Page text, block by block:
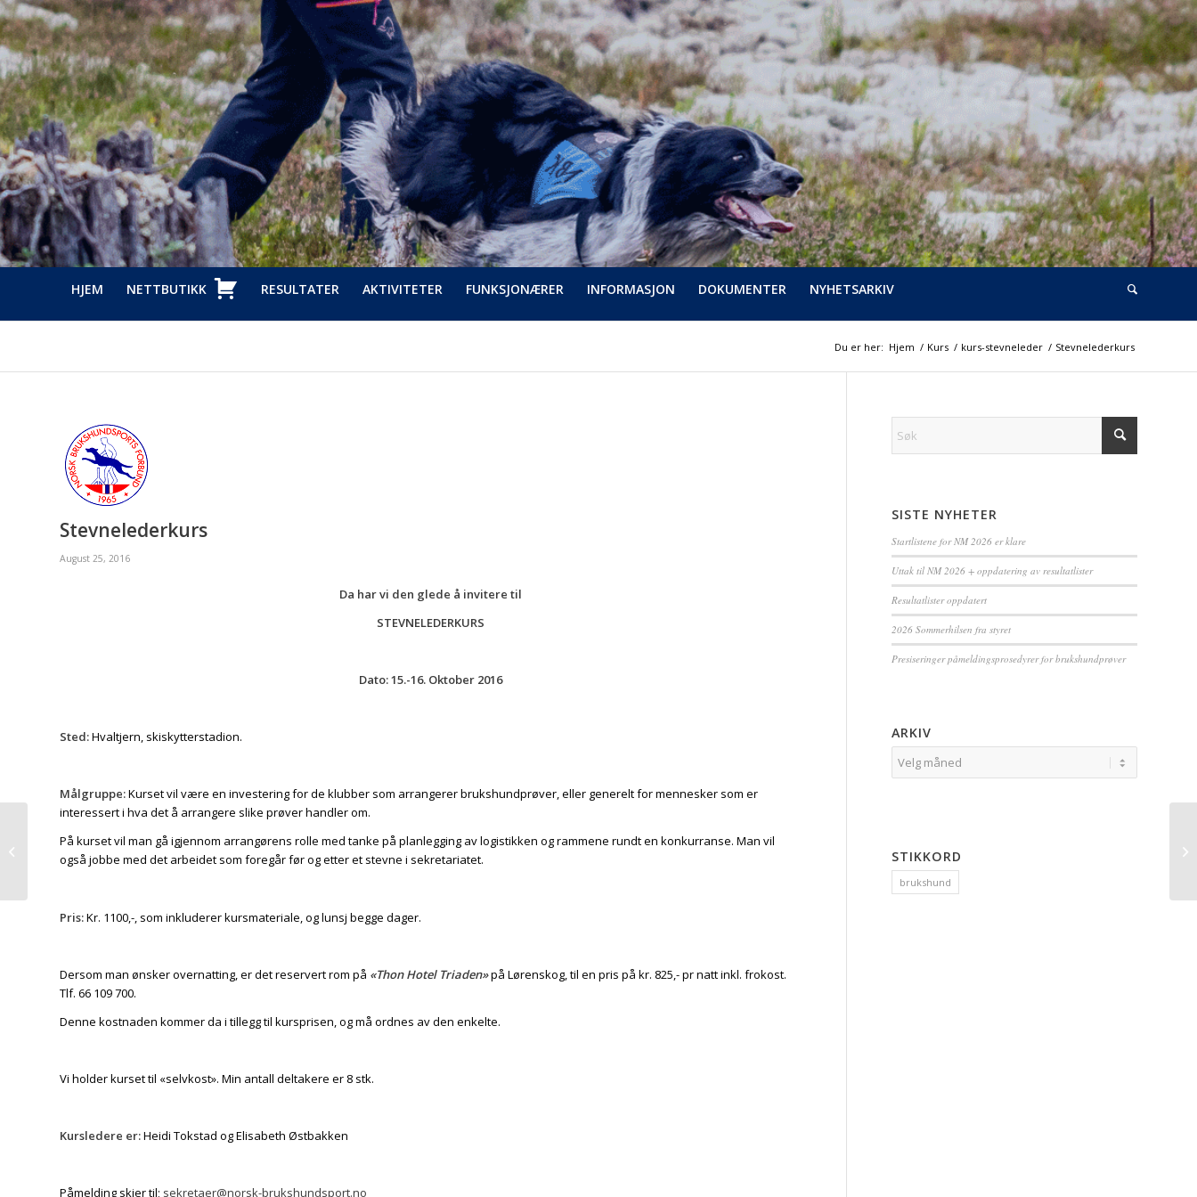
HJEM NETTBUTIKK RESULTATER AKTIVITETER FUNKSJONÆRER INFORMASJON DOKUMENTER NYHETSARKIV
Du er her: Hjem / Kurs / kurs-stevneleder / Stevnelederkurs
Stevnelederkurs
August 25, 2016
Da har vi den glede å invitere til
STEVNELEDERKURS
Dato: 15.-16. Oktober 2016
Sted:Hvaltjern, skiskytterstadion.
Målgruppe:Kurset vil være en investering for de klubber som arrangerer brukshundprøver, eller generelt for mennesker som er
interessert i hva det å arrangere slike prøver handler om.
På kurset vil man gå igjennom arrangørens rolle med tanke på planlegging av logistikken og rammene rundt en konkurranse. Man vil
også jobbe med det arbeidet som foregår før og etter et stevne i sekretariatet.
Pris:Kr. 1100,-, som inkluderer kursmateriale, og lunsj begge dager.
Dersom man ønsker overnatting, er det reservert rom på «Thon Hotel Triaden»på Lørenskog, til en pris på kr. 825,- pr natt inkl. frokost.
Tlf. 66 109 700.
Denne kostnaden kommer da i tillegg til kursprisen, og må ordnes av den enkelte.
Vi holder kurset til «selvkost». Min antall deltakere er 8 stk.
Kursledere er:Heidi Tokstad og Elisabeth Østbakken
Påmelding skjer til; sekretaer@norsk-brukshundsport.no
SISTE NYHETER
Startlistene for NM 2026 er klare
Uttak til NM 2026 + oppdatering av resultatlister
Resultatlister oppdatert
2026 Sommerhilsen fra styret
Presiseringer påmeldingsprosedyrer for brukshundprøver
ARKIV
STIKKORD
brukshund
NOM Deltakere 2016